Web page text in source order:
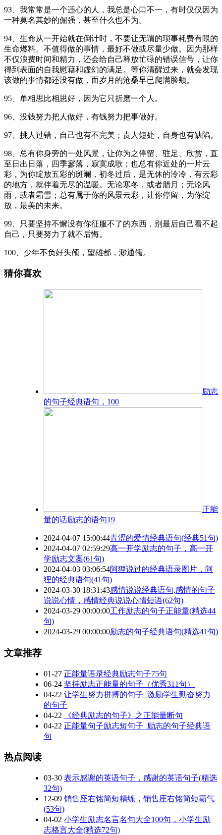
93、我常常是一个违心的人，我总是心口不一，有时仅仅因为
一种莫名其妙的倔强，甚至什么也不为。
94、生命从一开始就在倒计时，不要让无谓的琐事耗费有限的
生命燃料。不值得做的事情，最好不做或尽量少做。因为那样
不仅浪费时间和精力，还会给自己释放忙碌的错误信号，让你
得到表面的自我慰藉和虚幻的满足。等你清醒过来，就会发现
该做的事情都还没有做，而岁月的沧桑早已爬满脸颊。
95、单相思比相思好，因为它只折磨一个人。
96、没钱努力把人做好，有钱努力把事做好。
97、挑人过错，自己也有不完美；责人短处，自身也有缺陷。
98、总有你身旁的一处风景，让你为之停留、驻足、欣赏，直
至日出日落，四季寥落，寂寞成歌；也总有你近处的一片云
彩，为你绽放五彩的斑斓，初冬过后，是无休的泠冷，有云彩
的地方，就伴着无尽的温暖。无论寒冬，或者腊月；无论风
雨，或者霜雪；总有属于你的风景云彩，让你停留，为你绽
放，最美的未来。
99、只要坚持不懈没有你征服不了的东西，别最后自己看不起
自己，只要努力了就不后悔。
100、少年不负好头颅，望雄都，渺通儒。
猜你喜欢
励志
的句子经典语句，100
正能
量的话励志的语句19
2024-04-07 15:00:44青涩的爱情经典语句(经典51句)
2024-04-07 02:59:29高一开学励志的句子，高一开
学励志文案(61句)
2024-04-03 03:06:54阿狸说过的经典语录图片，阿
狸的经典语句(41句)
2024-03-30 18:31:43感情说说经典语句,感情的句子
说说心情，感情经典说说心情短语(62句)
2024-03-29 00:00:00工作励志的句子正能量(精选44
句)
2024-03-29 00:00:00励志的句子经典语句(精选41句)
文章推荐
01-27 正能量语录经典励志句子75句
06-24 坚持励志正能量的句子（优秀311句）
04-22 让学生努力拼搏的句子_激励学生勤奋努力
的句子
04-22
《经典励志的句子》之正能量断句
04-22 正能量句子励志短句子_励志的句子经典语
句
热点阅读
03-30 表示感谢的英语句子，感谢的英语句子(精选
32句)
12-09 销售座右铭简短精练，销售座右铭简短霸气
(53句)
04-02 小学生励志名言名句大全100句，小学生励
志格言大全(精选72句)